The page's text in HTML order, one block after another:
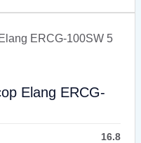
Elang ERCG-
16.8